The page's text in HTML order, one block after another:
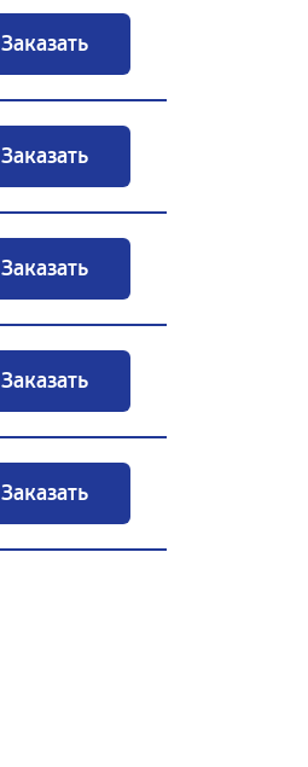
Заказать
Заказать
Заказать
Заказать
Заказать